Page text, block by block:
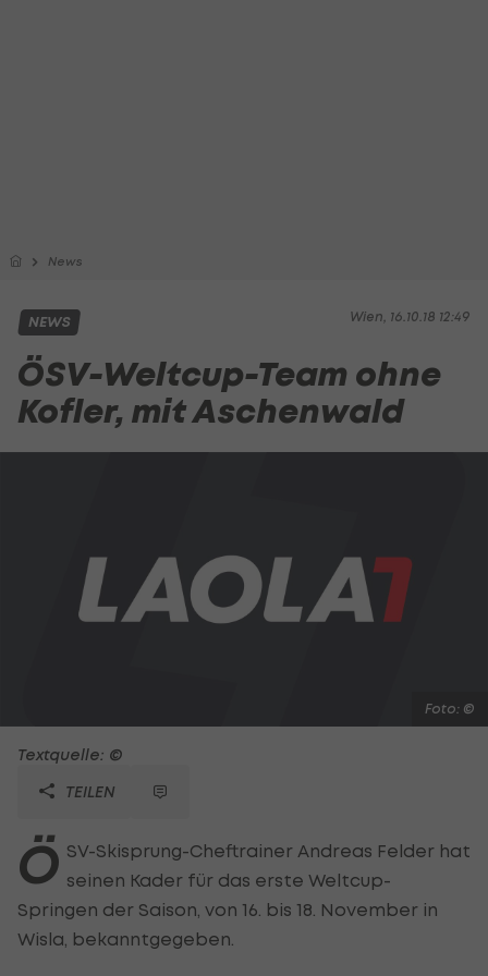
News
Wien, 16.10.18 12:49
NEWS
ÖSV-Weltcup-Team ohne
Kofler, mit Aschenwald
Foto: ©
Textquelle: ©
TEILEN
Ö SV-Skisprung-Cheftrainer Andreas Felder hat
seinen Kader für das erste Weltcup-
Springen der Saison, von 16. bis 18. November in
Wisla, bekanntgegeben.